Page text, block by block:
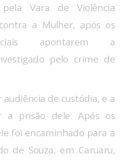
Vara de Violência
a Mulher, após os
apontarem a
pelo crime de
de custódia, e a
a prisão dele. Após os
foi encaminhado para a
de Souza, em Caruaru,